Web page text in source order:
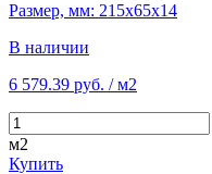
Размер, мм: 215х65х14
В наличии
6 579.39 руб. / м2
м2
Купить